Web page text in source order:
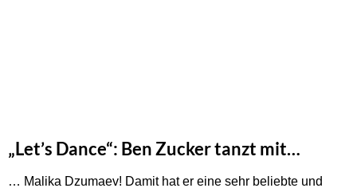
„Let’s Dance“: Ben Zucker tanzt mit…
… Malika Dzumaev! Damit hat er eine sehr beliebte und